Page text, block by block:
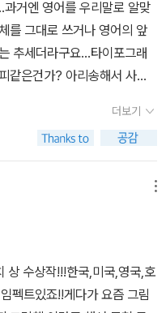
의 관심을 듬뿍 받고 있어요.
글자들로 그림을 형상화하는
궁금하더라고요. 일단 제가
글을 읽지 못하여 글도 그림
읽어 보았어요. 그리곤 물었
책을 넘겨보며 대답하더라
이상하다고 생각하지 않았을
오래 걸렸을 것 같아요. 이
무턱대고 건넸더랬죠. 신랑
깨알 같은 글씨들도 다 읽어
고 있는 거야?' 역시 어른은
어떤 책이길래 이런 반응들이
거엔 영어를 우리말로 알맞
를 그대로 쓰거나 영어의 앞
추세더라구요...타이포그래
같은건가? 아리송해서 사전
비룡소 그림동화 249번이
유명한 올리버 제퍼스와
타이포그래피를 활용한 구
년 볼라냐 라가치상을 수상
작가가 나오던데... 닮았어
라에서 온 소녀에요~상상을
자파도를 넘나들면서 여행
여행을 하고 싶은지 물어보죠
르고 어둠속에서 보물을 찾
더보기
상 수상작!!!한국,미국,영국,호
펙트있죠!!게다가 요즘 그림